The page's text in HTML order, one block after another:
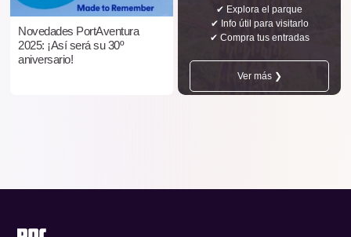
Novedades PortAventura
2025: ¡Así será su 30º
aniversario!
✔ Explora el parque
✔ Info útil para visitarlo
✔ Compra tus entradas
Ver más ❯